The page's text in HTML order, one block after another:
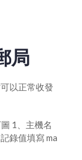
局
以正常收發
1、主機名
錄值填寫 ma